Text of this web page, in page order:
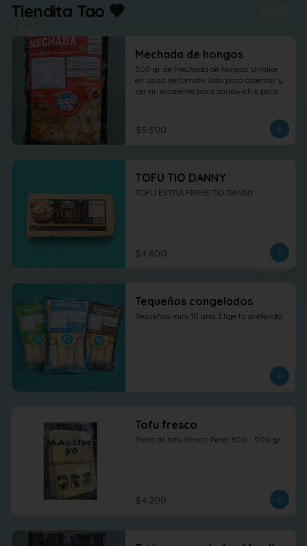
Tiendita Tao 💙
Mechada de hongos
300 gr de Mechada de hongos shitake
en salsa de tomate, listo para calentar y
servir, excelente para sandwich o para
$5.500
TOFU TIO DANNY
TOFU EXTRA FIRME TIO DANNY
$4.800
Tequeños congelados
Tequeños mini 10 und, Elige tu preferido.
Tofu fresco
Pieza de tofu fresco. Peso: 800 - 900 gr
$4.200